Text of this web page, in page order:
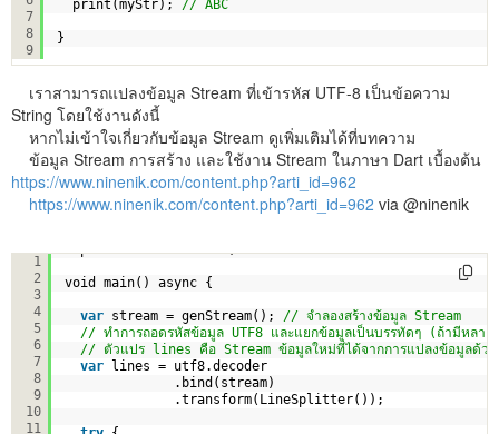
7
8
9
print(myStr); // ABC
}
เราสามารถแปลงข้อมูล Stream ที่เข้ารหัส UTF-8 เป็นข้อความ
String โดยใช้งานดังนี้
หากไม่เข้าใจเกี่ยวกับข้อมูล Stream ดูเพิ่มเติมได้ที่บทความ
ข้อมูล Stream การสร้าง และใช้งาน Stream ในภาษา Dart เบื้องต้น
https://www.ninenik.com/content.php?arti_id=962
https://www.ninenik.com/content.php?arti_id=962 via @ninenik
1
2
3
4
5
6
7
8
9
10
11
import 'dart:convert';
void main() async {
var stream = genStream(); // จำลองสร้างข้อมูล Stream
// ทำการถอดรหัสข้อมูล UTF8 และแยกข้อมูลเป็นบรรทัดๆ (ถ้ามีหลาย
// ตัวแปร lines คือ Stream ข้อมูลใหม่ที่ได้จากการแปลงข้อมูลด้ว
var
lines = utf8.decoder
.bind(stream)
.transform(LineSplitter());